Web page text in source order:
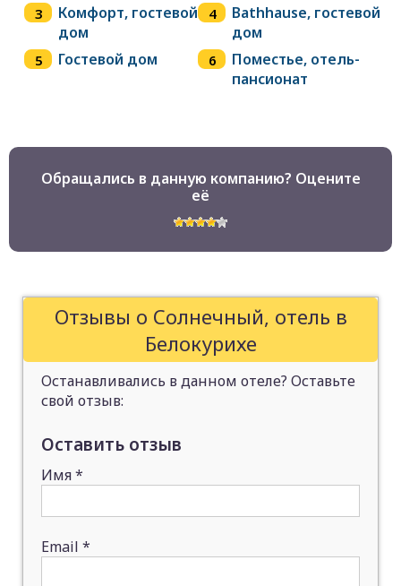
Комфорт, гостевой
дом
Bathhause, гостевой
дом
Гостевой дом
Поместье, отель-
пансионат
Обращались в данную компанию? Оцените
её
Отзывы о Солнечный, отель в
Белокурихе
Останавливались в данном отеле? Оставьте
свой отзыв:
Оставить отзыв
Имя*
Email *